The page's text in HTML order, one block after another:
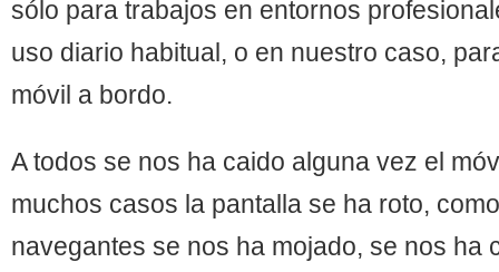
sólo para trabajos en entornos
uso diario habitual, o en nuestro caso,
móvil a bordo.
A todos se nos ha caido alguna vez el
muchos casos la pantalla se ha roto,
navegantes se nos ha mojado, se nos ha